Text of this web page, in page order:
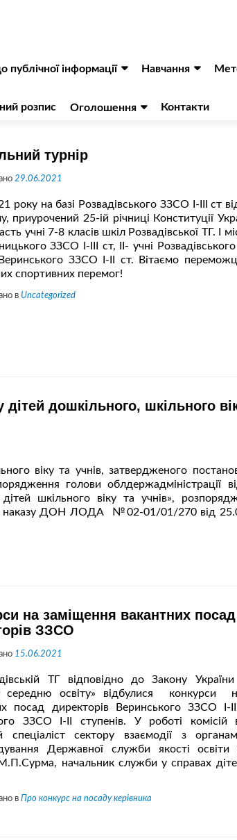
публічної інформації Навчання
розпис Оголошення Контакти
турнір
29.06.2021
року на базі Розвадівського ЗЗСО І-ІІІ ст
приурочений 25-ій річниці Конституції
учні 7-8 класів шкіл Розвадівської ТГ. І
ЗЗСО І-ІІІ ст, ІІ- учні
Веринського ЗЗСО І-ІІ ст. Вітаємо
спортивних перемог!
в Uncategorized
дошкільного, шкільного
віку та учнів, затвердженого
голови облдержадміністрації
шкільного віку та учнів»,
наказу ДОН ЛОДА №02-01/01/270 від
на заміщення вакантних посад
ЗЗСО
15.06.2021
ТГ відповідно до Закону
середню освіту» відбулися конкурси
посад директорів Веринського ЗЗСО І-
ЗЗСО І-ІІ ступенів. У роботі комісій
спеціаліст сектору взаємодії з
Державної служби якості освіти
начальник служби у справах
в Про конкурс на посаду керівника